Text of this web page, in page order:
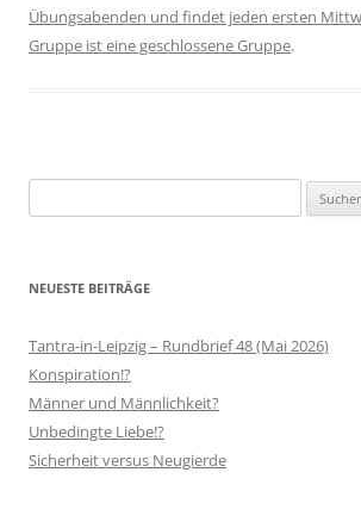
Übungsabenden und findet jeden ersten
Gruppe ist eine geschlossene Gruppe.
nach:
NEUESTE BEITRÄGE
Tantra-in-Leipzig – Rundbrief 48 (Mai 2026)
Konspiration!?
Männer und Männlichkeit?
Unbedingte Liebe!?
Sicherheit versus Neugierde